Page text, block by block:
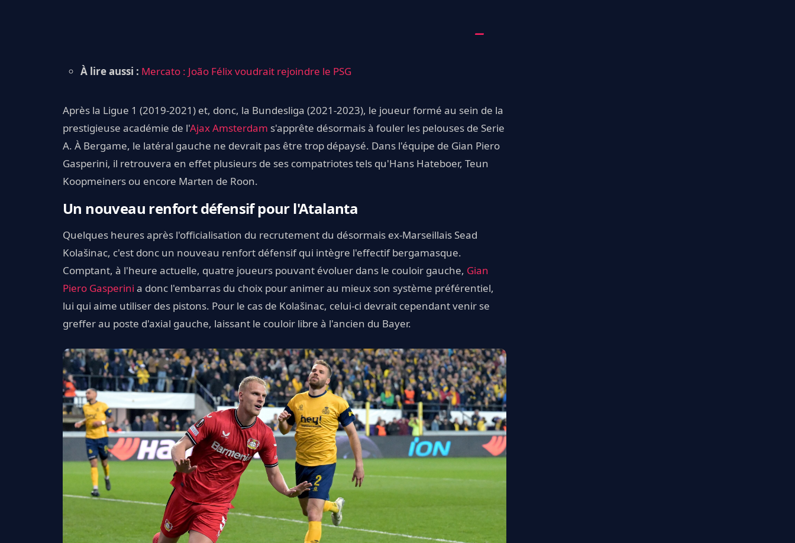
À lire aussi : Mercato : João Félix voudrait rejoindre le PSG
Après la Ligue 1 (2019-2021) et, donc, la Bundesliga (2021-2023), le joueur formé au sein de la
prestigieuse académie de l'Ajax Amsterdam s'apprête désormais à fouler les pelouses de Serie
A. À Bergame, le latéral gauche ne devrait pas être trop dépaysé. Dans l'équipe de Gian Piero
Gasperini, il retrouvera en effet plusieurs de ses compatriotes tels qu'Hans Hateboer, Teun
Koopmeiners ou encore Marten de Roon.
Un nouveau renfort défensif pour l'Atalanta
Quelques heures après l'officialisation du recrutement du désormais ex-Marseillais Sead
Kolašinac, c'est donc un nouveau renfort défensif qui intègre l'effectif bergamasque.
Comptant, à l'heure actuelle, quatre joueurs pouvant évoluer dans le couloir gauche, Gian
Piero Gasperini a donc l'embarras du choix pour animer au mieux son système préférentiel,
lui qui aime utiliser des pistons. Pour le cas de Kolašinac, celui-ci devrait cependant venir se
greffer au poste d'axial gauche, laissant le couloir libre à l'ancien du Bayer.